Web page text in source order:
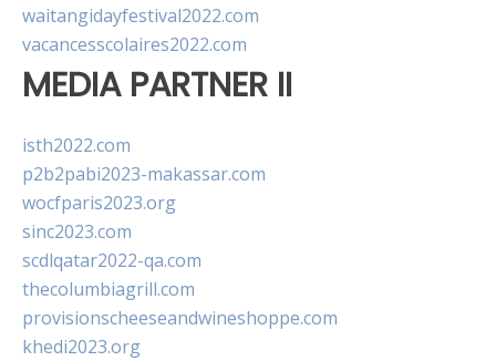
waitangidayfestival2022.com
vacancesscolaires2022.com
MEDIA PARTNER II
isth2022.com
p2b2pabi2023-makassar.com
wocfparis2023.org
sinc2023.com
scdlqatar2022-qa.com
thecolumbiagrill.com
provisionscheeseandwineshoppe.com
khedi2023.org